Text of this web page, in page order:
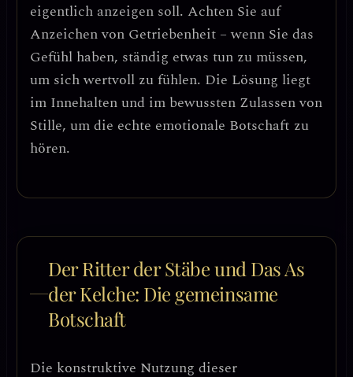
eigentlich anzeigen soll. Achten Sie auf
Anzeichen von Getriebenheit – wenn Sie das
Gefühl haben, ständig etwas tun zu müssen,
um sich wertvoll zu fühlen. Die Lösung liegt
im Innehalten und im bewussten Zulassen von
Stille, um die echte emotionale Botschaft zu
hören.
Der Ritter der Stäbe und Das As
der Kelche: Die gemeinsame
Botschaft
Die konstruktive Nutzung dieser